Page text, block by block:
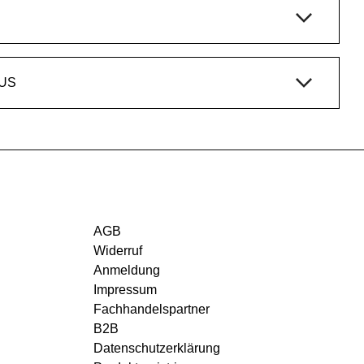
AGB
Widerruf
Anmeldung
Impressum
Fachhandelspartner
B2B
Datenschutzerklärung